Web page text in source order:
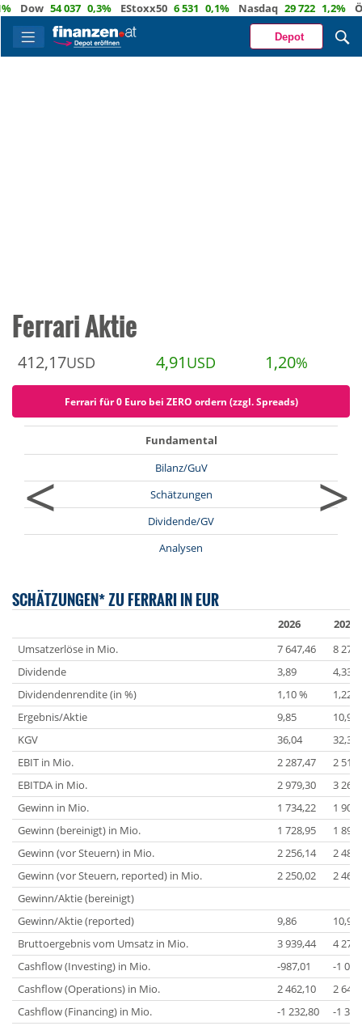
Dow 54 037 0,3% EStoxx50 6 531 0,1% Nasdaq 29 722 1,2% Öl
Depot
Ferrari Aktie
412,17USD 4,91 USD 1,20%
Ferrari für 0 Euro bei ZERO ordern (zzgl. Spreads)
<
Fundamental
Bilanz/GuV
Schätzungen
Dividende/GV
Analysen
>
SCHÄTZUNGEN* ZU FERRARI IN EUR
2026
2027
Umsatzerlöse in Mio.
7 647,46
8
Dividende
3,89
4,33
Dividendenrendite (in %)
1,10 %
1,22
Ergebnis/Aktie
9,85
10,98
KGV
36,04
32,34
EBIT in Mio.
2 287,47
2
EBITDA in Mio.
2 979,30
3
Gewinn in Mio.
1 734,22
1
Gewinn (bereinigt) in Mio.
1 728,95
1
Gewinn (vor Steuern) in Mio.
2 256,14
2
Gewinn (vor Steuern, reported) in Mio.
2 250,02
2
Gewinn/Aktie (bereinigt)
Gewinn/Aktie (reported)
9,86
10,99
Bruttoergebnis vom Umsatz in Mio.
3 939,44
4
Cashflow (Investing) in Mio.
-987,01
-1
Cashflow (Operations) in Mio.
2 462,10
2
Cashflow (Financing) in Mio.
-1 232,80
-1